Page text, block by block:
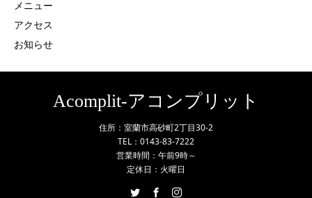
メニュー
アクセス
お知らせ
Acomplit-アコンプリット
住所：室蘭市高砂町2丁目30-2
TEL：0143-83-7222
営業時間：午前9時～
定休日：火曜日